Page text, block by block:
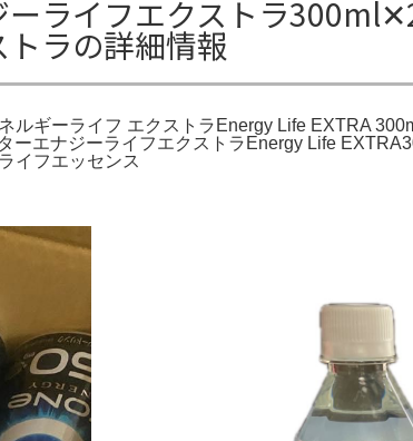
ライフエクストラ
トラの詳細情報
ギーライフ エクストラEnergy Life EXTRA
ーエナジーライフエクストラEnergy Life
イフエッセンス